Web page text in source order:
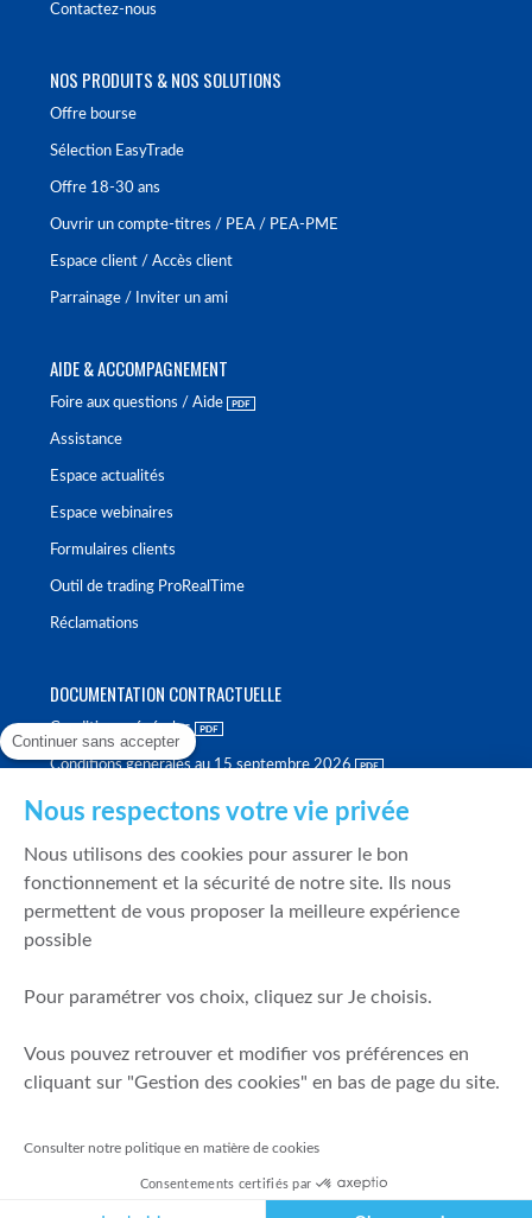
Contactez-nous
NOS PRODUITS & NOS SOLUTIONS
Offre bourse
Sélection EasyTrade
Offre 18-30 ans
Ouvrir un compte-titres / PEA / PEA-PME
Espace client / Accès client
Parrainage / Inviter un ami
AIDE & ACCOMPAGNEMENT
Foire aux questions / Aide
Assistance
Espace actualités
Espace webinaires
Formulaires clients
Outil de trading ProRealTime
Réclamations
DOCUMENTATION CONTRACTUELLE
Conditions générales
Conditions générales au 15 septembre 2026
Politique de meilleure sélection
Politique de durabilité
Fonds de garantie des dépôts et de résolution
Mentions légales
Prévention de la fraude
Politique de gestion des conflits d'intérêts
Continuer sans accepter
Nous respectons votre vie privée
Nous utilisons des cookies pour assurer le bon
fonctionnement et la sécurité de notre site. Ils nous
permettent de vous proposer la meilleure expérience
possible
Pour paramétrer vos choix, cliquez sur Je choisis.
Vous pouvez retrouver et modifier vos préférences en
cliquant sur "Gestion des cookies" en bas de page du site.
Consulter notre politique en matière de cookies
Consentements certifiés par